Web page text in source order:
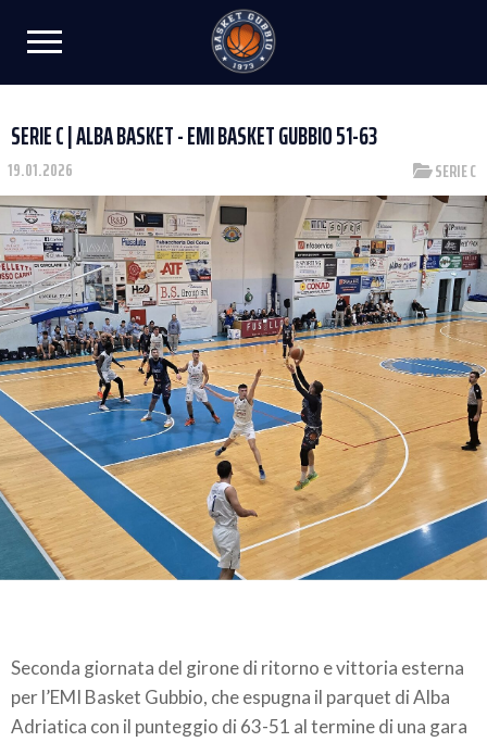
SERIE C | ALBA BASKET - EMI BASKET GUBBIO 51-63
19.01.2026 SERIE C
Seconda giornata del girone di ritorno e vittoria esterna
per l’EMI Basket Gubbio, che espugna il parquet di Alba
Adriatica con il punteggio di 63-51 al termine di una gara